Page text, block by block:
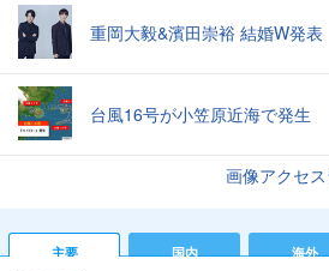
重岡大毅&濱田崇裕 結婚W発表
台風16号が小笠原近海で発生
画像アクセ
主要 国内 海外